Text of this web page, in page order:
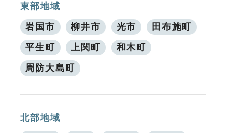
東部地域
岩国市 柳井市 光市 田布施町
平生町 上関町 和木町
周防大島町
北部地域